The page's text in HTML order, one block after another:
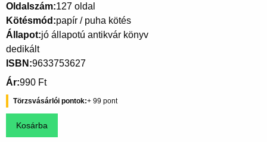
Oldalszám 127 oldal
Kötésmód papír / puha kötés
Állapot jó állapotú antikvár könyv
dedikált
ISBN 9633753627
Ár 990 Ft
Törzsvásárlói pontok 99